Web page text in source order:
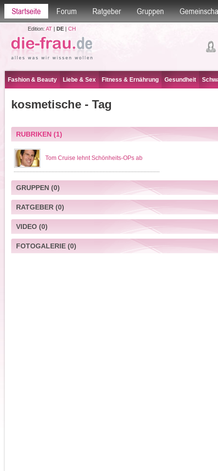
Startseite Forum Ratgeber Gruppen
Edition: AT| DE| CH
Fashion & Beauty Liebe & Sex Fitness & Ernährung Gesundheit
kosmetische - Tag
RUBRIKEN(1)
Tom Cruise lehnt Schönheits-OPs ab
GRUPPEN(0)
RATGEBER(0)
VIDEO(0)
FOTOGALERIE(0)